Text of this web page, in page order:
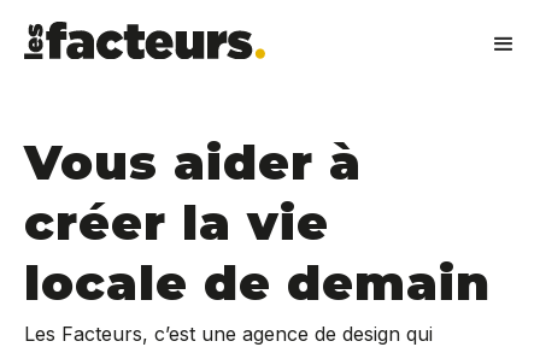
Vous aider à
créer la vie
locale de demain
Les Facteurs, c’est une agence de design qui